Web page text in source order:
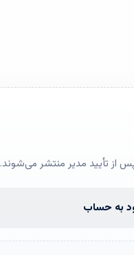
از تأیید مدیر منتشر می‌شوند.
به حساب